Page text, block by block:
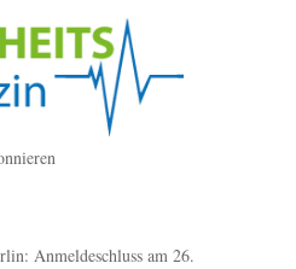
Anmeldeschluss am 26.